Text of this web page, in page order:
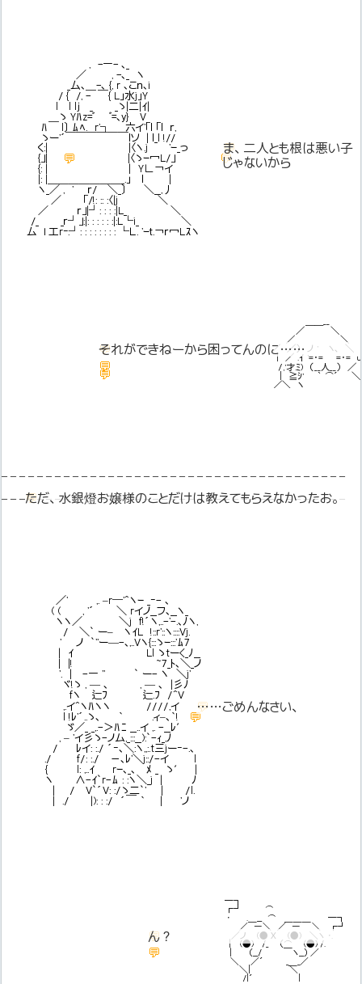
💬
💬 💬
ま、二人とも根は悪い子
じゃないから
, -―- ､_
／ , -､_ ヽ
_厶､＿-､ {, r ､こｎ､i
/ { /, - ￣{ L｣水j｣Y
l l lｊ _ _ゝ|二|ｲ|
＿ゝ Yﾊz=ﾞ ﾞ=､y} V
ﾊ l〕 ﾑﾍ. r'┐ 六イ'「ｌ 「ｌ ｒ,
ゝー'´￣￣￣￣￣￣ｌソ | ｌ_l !//
く:| |〈ヽ.j 'ｰ_っ
{」|
がんばれ！
|〈ゝｰ冖L/」
{: | | Y∟￢イ
|: |＿＿＿＿＿＿＿_.｣ ｌ |
ヽ_／ , ' ｒ/ ＼_〕 ＼__,丿
／ 「/!: :: :〈|j ＼
／ ｒ」|┘: : : :|L_ ＼
/_ _ｒ┘」:|: : : : : :|:L└i_ ＼
厶 」_工r‐:┘: : : : : : : : └Ｌ. 'ｰｔ.￢ｒ冖Lｽヽ
💬
💬
💬
それができねーから困ってんのに……
／ ＼
／ ＼
それができねーから困ってんのに……. ／ ／） ノ ' ヽ､ ＼
| ／ .ｲ '=・= =・=
自分の妹の話だってのに
/,'才.ﾐ) （__人__） ／
思いっきり他人事だお
| ≧ｼ' ｀ ⌒´ ＼
／＼ ヽ
💬
ただ、水銀燈お嬢様のことだけは教えてもらえなかったお。
– – – – – – – – – – – – – – – – – – – – – – – – – – – – – – – – – – – – – – –
– – – – – – – – – – – – – – – – – – – – – – – – – – – – – – – – – – – – – – –
💬
💬
……ごめんなさい、
／' ,. –r─'^ヽｰ _‐- ､
( ( , '´ ＼ rイノ__フ､__ヽ_
ヽヽ／ ＼j f!´ヽ,..-'-.､ﾉヽ,
/ ＼` ー– ヽｲL !::r'::ヽ::::Vj.
' ノ `''ー—-､,..Vヽ{:::ゝｰ:::'ﾑ7
| ｲ Ll ゝtー<_ﾉ__
| |! ~7_ﾄ､＼_ノ
'. | -― '' ` ー- ヽ ＼j'
ヾ!ゝ , — ､ , — ､ |彡ﾉ
fヽ 辷ﾌ 辷.ﾌ /^V
,.イ^ヽﾊヽヽ ////,イ
l !ﾚ'´..ゝ､ ｀ .ィ–､｀!
ゞ／_ _,.-＞ﾊﾆ __..イ ,. -__ﾚ′
, – 'イ彡ゝ-ノム,_:::__):`-ｨ_,ﾉ
/ ﾚイ: :./ ´‐､＼:ヽ,,:.t三jー‐-.､
./ f/: :./ －､ﾚ'＼j::/-イ l
{ l: ,..ｲ rｰ､_､ ﾒ _ ゝ′ |
ヽ ∧-ｲ`r-ﾑ : :ヽ＼_j | ﾉ
| / V`´V: :/ゝ二`' | /l.
| ./ |): : :/ ´￣ ｀ | 'ノ
💬
💬
ん？
━┓
┏┛ ⌒
・ .＿__ ⌒ ＿＿＿ ━┓
／ ―＼ ／ ― ＼ ┏┛
ん？／ノ (● Ｘ (●) ＼ヽ ・.
｜ (●) /_ （⌒ (●) /.
どういうことだお???
｜ （__/ ￣ヽ__） ／
＼ ／´ _＿_／
＼| ＼
/|´ |